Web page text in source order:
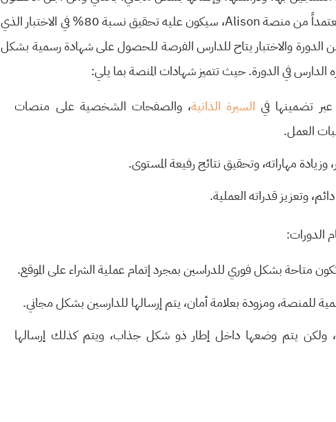
من منصةAlison
، سيكون عليه تحقيق نسبة 80% في الاختبار الذي
الدورة والاختبار يتاح للدارس الفرصة للحصول على شهادة رسمية بشكل
الدارس في الدورة. حيث تتميز شهادات المنصة بما يلي:
تضمينها في السيرة الذاتية، والصفحات الشخصية على منصات
العمل.
وزيادة مهاراته، وتحقيق نتائج رفيعة المستوى.
وتعزيز قدراته العملية.
الدورات:
متاحة بشكل فوري للدراسين بمجرد إتمام عملية الشراء على الموقع.
للمنصة، ومزودة بعلامة أمان، يتم إرسالها للدارسين بشكل مجاني.
ولكن يتم وضعها داخل إطار ذو شكل جذاب، ويتم كذلك إرسالها